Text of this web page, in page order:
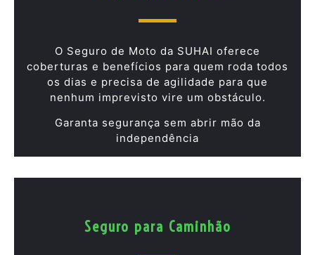
O Seguro de Moto da SUHAI oferece
coberturas e benefícios para quem roda todos
os dias e precisa de agilidade para que
nenhum imprevisto vire um obstáculo.
Garanta segurança sem abrir mão da
independência
Seguro para Caminhão